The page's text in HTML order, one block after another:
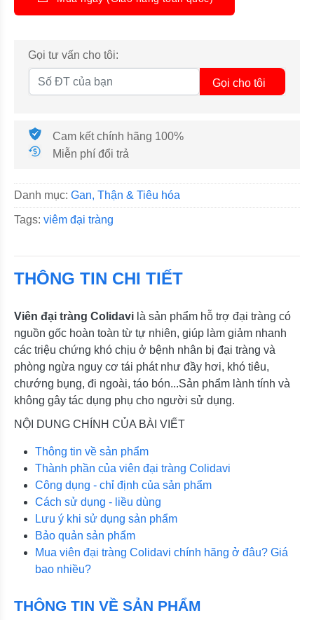
Gọi tư vấn cho tôi:
Gọi cho tôi
Cam kết chính hãng 100%
Miễn phí đổi trả
Danh mục: Gan, Thận & Tiêu hóa
Tags: viêm đại tràng
THÔNG TIN CHI TIẾT
Viên đại tràng Colidavi là sản phẩm hỗ trợ đại tràng có
nguồn gốc hoàn toàn từ tự nhiên, giúp làm giảm nhanh
các triệu chứng khó chịu ở bệnh nhân bị đại tràng và
phòng ngừa nguy cơ tái phát như đầy hơi, khó tiêu,
chướng bụng, đi ngoài, táo bón...Sản phẩm lành tính và
không gây tác dụng phụ cho người sử dụng.
NỘI DUNG CHÍNH CỦA BÀI VIẾT
Thông tin về sản phẩm
Thành phần của viên đại tràng Colidavi
Công dụng - chỉ định của sản phẩm
Cách sử dụng - liều dùng
Lưu ý khi sử dụng sản phẩm
Bảo quản sản phẩm
Mua viên đại tràng Colidavi chính hãng ở đâu? Giá
bao nhiều?
THÔNG TIN VỀ SẢN PHẨM